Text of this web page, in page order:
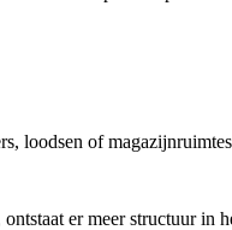
of
er meer structuur